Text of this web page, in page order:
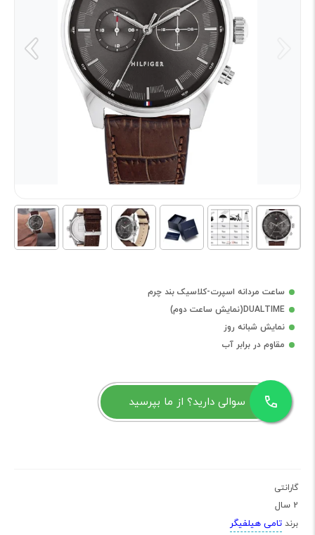
ساعت مردانه اسپرت-کلاسیک بند چرم
DUALTIME(نمایش ساعت دوم)
نمایش شبانه روز
مقاوم در برابر آب
سوالی دارید؟ از ما بپرسید
گارانتی
2 سال
برند تامی هیلفیگر